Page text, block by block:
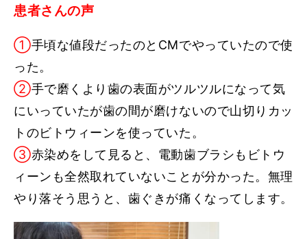
患者さんの声
①手頃な値段だったのとCMでやっていたので使
った。
②手で磨くより歯の表面がツルツルになって気
にいっていたが歯の間が磨けないので山切りカッ
トのビトウィーンを使っていた。
③赤染めをして見ると、電動歯ブラシもビトウ
ィーンも全然取れていないことが分かった。無理
やり落そう思うと、歯ぐきが痛くなってします。